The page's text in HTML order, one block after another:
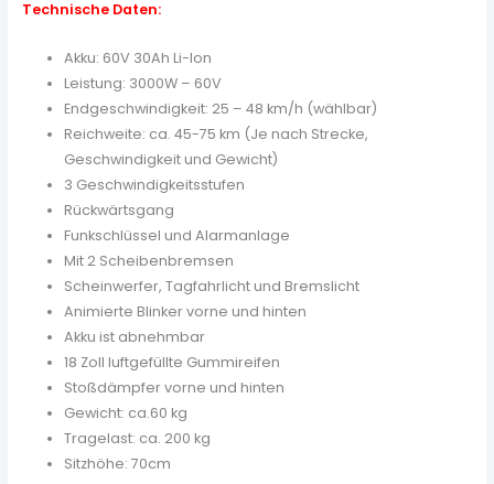
Technische Daten:
Akku: 60V 30Ah Li-Ion
Leistung: 3000W – 60V
Endgeschwindigkeit: 25 – 48 km/h (wählbar)
Reichweite: ca. 45-75 km (Je nach Strecke,
Geschwindigkeit und Gewicht)
3 Geschwindigkeitsstufen
Rückwärtsgang
Funkschlüssel und Alarmanlage
Mit 2 Scheibenbremsen
Scheinwerfer, Tagfahrlicht und Bremslicht
Animierte Blinker vorne und hinten
Akku ist abnehmbar
18 Zoll luftgefüllte Gummireifen
Stoßdämpfer vorne und hinten
Gewicht: ca.60 kg
Tragelast: ca. 200 kg
Sitzhöhe: 70cm